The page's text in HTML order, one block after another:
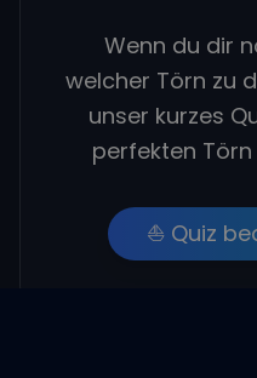
Wenn du dir
welcher Törn zu
unser kurzes
perfekten
⛵ Quiz